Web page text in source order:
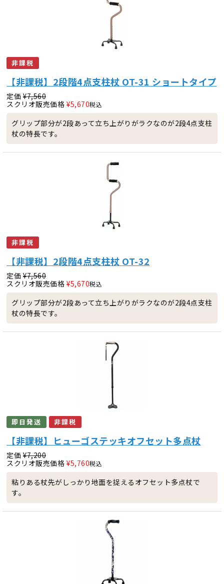
非課税
【非課税】2段階4点支柱杖 OT-31 ショートタイプ
定価 ¥7,560
スクリオ販売価格 ¥5,670税込
グリップ部分が2段あって立ち上がりがラクなのが2段4点支柱
杖の特長です。
非課税
【非課税】2段階4点支柱杖 OT-32
定価 ¥7,560
スクリオ販売価格 ¥5,670税込
グリップ部分が2段あって立ち上がりがラクなのが2段4点支柱
杖の特長です。
即日発送 非課税
【非課税】ヒューゴステッキオフセット多点杖
定価 ¥7,200
スクリオ販売価格 ¥5,760税込
粘りある杖先がしっかり地面を捉えるオフセット多点杖で
す。